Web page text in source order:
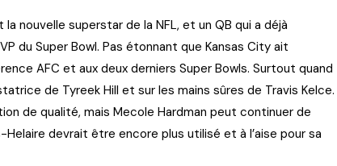
nouvelle superstar de la NFL, et un QB qui a déjà
du Super Bowl. Pas étonnant que Kansas City ait
AFC et aux deux derniers Super Bowls. Surtout quand
de Tyreek Hill et sur les mains sûres de Travis Kelce.
de qualité, mais Mecole Hardman peut continuer de
devrait être encore plus utilisé et à l’aise pour sa